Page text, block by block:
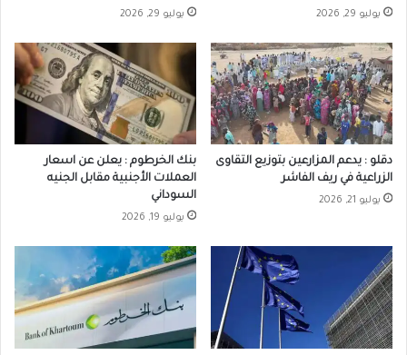
يوليو 29, 2026 يوليو 29, 2026
دقلو : يدعم المزارعين بتوزيع التقاوى
الزراعية في ريف الفاشر
يوليو 21, 2026
بنك الخرطوم : يعلن عن اسعار
العملات الأجنبية مقابل الجنيه
السوداني
يوليو 19, 2026